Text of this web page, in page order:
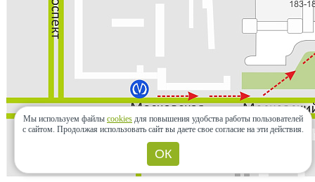
Мы используем файлы cookies для повышения удобства работы пользователей
с сайтом. Продолжая использовать сайт вы даете свое согласие на эти действия.
ОК